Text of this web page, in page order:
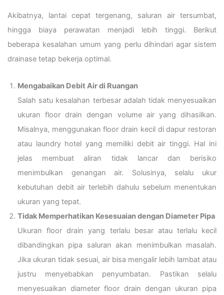
Akibatnya, lantai cepat tergenang, saluran air tersumbat,
hingga biaya perawatan menjadi lebih tinggi. Berikut
beberapa kesalahan umum yang perlu dihindari agar sistem
drainase tetap bekerja optimal.
Mengabaikan Debit Air di Ruangan
Salah satu kesalahan terbesar adalah tidak menyesuaikan
ukuran floor drain dengan volume air yang dihasilkan.
Misalnya, menggunakan floor drain kecil di dapur restoran
atau laundry hotel yang memiliki debit air tinggi. Hal ini
jelas membuat aliran tidak lancar dan berisiko
menimbulkan genangan air. Solusinya, selalu ukur
kebutuhan debit air terlebih dahulu sebelum menentukan
ukuran yang tepat.
Tidak Memperhatikan Kesesuaian dengan Diameter Pipa
Ukuran floor drain yang terlalu besar atau terlalu kecil
dibandingkan pipa saluran akan menimbulkan masalah.
Jika ukuran tidak sesuai, air bisa mengalir lebih lambat atau
justru menyebabkan penyumbatan. Pastikan selalu
menyesuaikan diameter floor drain dengan ukuran pipa